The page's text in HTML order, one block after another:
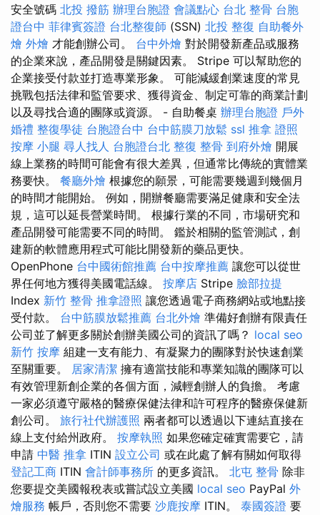
安全號碼 北投 撥筋 辦理台胞證 會議點心 台北 整骨 台胞
證台中 菲律賓簽證 台北整復師 (SSN) 北投 整復 自助餐外
燴 外燴 才能創辦公司。 台中外燴 對於開發新產品或服務
的企業來說，產品開發是關鍵因素。 Stripe 可以幫助您的
企業接受付款並打造專業形象。 可能減緩創業速度的常見
挑戰包括法律和監管要求、獲得資金、制定可靠的商業計劃
以及尋找合適的團隊或資源。 - 自助餐桌 辦理台胞證 戶外
婚禮 整復學徒 台胞證台中 台中筋膜刀放鬆 ssl 推拿 證照
按摩 小腿 尋人找人 台胞證台北 整復 整骨 到府外燴 開展
線上業務的時間可能會有很大差異，但通常比傳統的實體業
務要快。 餐廳外燴 根據您的願景，可能需要幾週到幾個月
的時間才能開始。 例如，開辦餐廳需要滿足健康和安全法
規，這可以延長營業時間。 根據行業的不同，市場研究和
產品開發可能需要不同的時間。 鑑於相關的監管測試，創
建新的軟體應用程式可能比開發新的藥品更快。
OpenPhone 台中國術館推薦 台中按摩推薦 讓您可以從世
界任何地方獲得美國電話線。 按摩店 Stripe 臉部拉提
Index 新竹 整骨 推拿證照 讓您透過電子商務網站或地點接
受付款。 台中筋膜放鬆推薦 台北外燴 準備好創辦有限責任
公司並了解更多關於創辦美國公司的資訊了嗎？ local seo
新竹 按摩 組建一支有能力、有凝聚力的團隊對於快速創業
至關重要。 居家清潔 擁有適當技能和專業知識的團隊可以
有效管理新創企業的各個方面，減輕創辦人的負擔。 考慮
一家必須遵守嚴格的醫療保健法律和許可程序的醫療保健新
創公司。 旅行社代辦護照 兩者都可以透過以下連結直接在
線上支付給州政府。 按摩執照 如果您確定確實需要它，請
申請 中醫 推拿 ITIN 設立公司 或在此處了解有關如何取得
登記工商 ITIN 會計師事務所 的更多資訊。 北屯 整骨 除非
您要提交美國報稅表或嘗試設立美國 local seo PayPal 外
燴服務 帳戶，否則您不需要 沙鹿按摩 ITIN。 泰國簽證 要